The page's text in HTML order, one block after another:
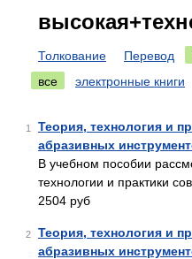
Толкование Перевод
все
электронные книги
1
Теория, технология и
абразивных
В учебном пособии
технологии и практики
2504 руб
2
Теория, технология и
абразивных